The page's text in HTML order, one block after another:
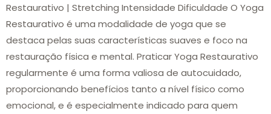
Restaurativo | Stretching Intensidade Dificuldade O Yoga
Restaurativo é uma modalidade de yoga que se
destaca pelas suas características suaves e foco na
restauração física e mental. Praticar Yoga Restaurativo
regularmente é uma forma valiosa de autocuidado,
proporcionando benefícios tanto a nível físico como
emocional, e é especialmente indicado para quem